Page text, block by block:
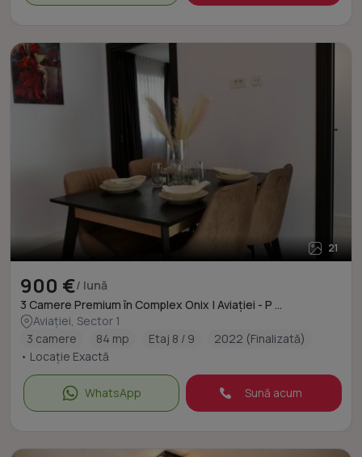
21
900 €/ lună
3 Camere Premium în Complex Onix | Aviației - P ...
Aviației, Sector 1
3 camere
84 mp Etaj 8 / 9
2022 (Finalizată)
• Locație Exactă
WhatsApp Sună acum